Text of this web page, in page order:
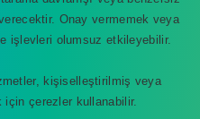
Onay vermemek veya
işlevleri olumsuz etkileyebilir.
kişiselleştirilmiş veya
çerezler kullanabilir.